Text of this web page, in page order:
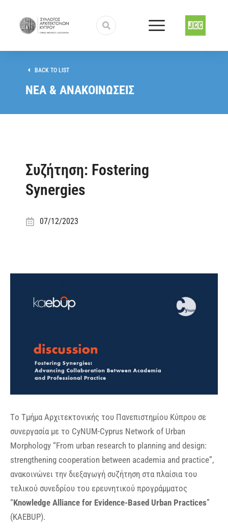
BACK TO LIST
ΝΕΑ & ΑΝΑΚΟΙΝΩΣΕΙΣ
Συζήτηση: Fostering
Synergies
07/12/2023
Tο Τμήμα Αρχιτεκτονικής του Πανεπιστημίου Κύπρου σε
συνεργασία με το CyNUM-Cyprus Network of Urban
Morphology “From urban research to planning and design:
strengthening cooperation between academia and practice”,
ανακοινώνει την διεξαγωγή συζήτηση στα πλαίσια του
τελικού συνεδρίου του ερευνητικού προγράμματος
“Knowledge Alliance for Evidence-Based Urban Practices”
(KAEBUP).